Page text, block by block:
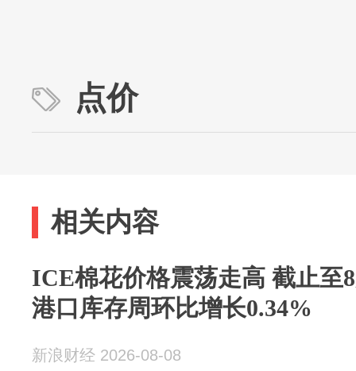
点价
相关内容
ICE棉花价格震荡走高 截止至
港口库存周环比增长0.34%
新浪财经 2026-08-08